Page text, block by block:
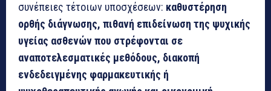
συνέπειες τέτοιων υποσχέσεων: καθυστέρηση
ορθής διάγνωσης, πιθανή επιδείνωση της ψυχικής
υγείας ασθενών που στρέφονται σε
αναποτελεσματικές μεθόδους, διακοπή
ενδεδειγμένης φαρμακευτικής ή